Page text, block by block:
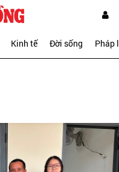
Kinh tế Đời sống Pháp